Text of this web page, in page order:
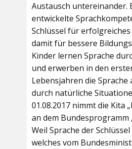
Austausch untereinander.
entwickelte
Schlüssel für
damit für bessere
Kinder lernen Sprache
und erwerben in den
Lebensjahren die Sprache
durch natürliche
01.08.2017 nimmt die Kita
an dem Bundesprogramm
Weil Sprache der
welches vom